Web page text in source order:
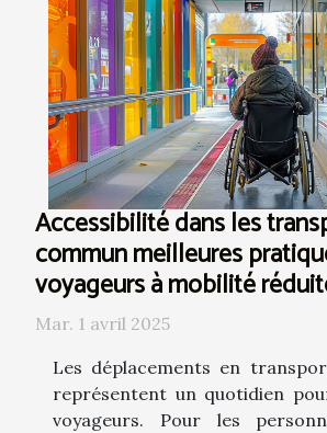
Accessibilité dans les
commun meilleures
voyageurs à mobilité
Mar. 1 avril 2025
Les déplacements en
représentent un quotidien
voyageurs. Pour les